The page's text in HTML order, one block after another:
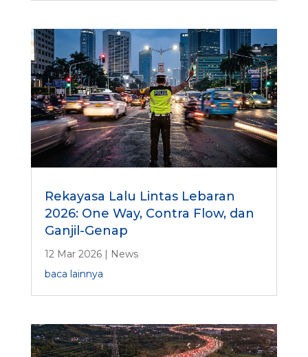
Rekayasa Lalu Lintas Lebaran
2026: One Way, Contra Flow, dan
Ganjil-Genap
12 Mar 2026| News
baca lainnya